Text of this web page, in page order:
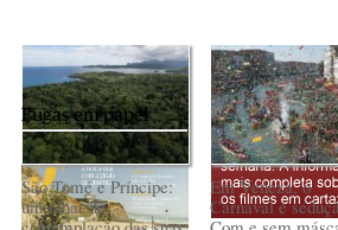
São Tomé e Príncipe:
um olhar de
Em Veneza, o
Carnaval é
Fugas em papel